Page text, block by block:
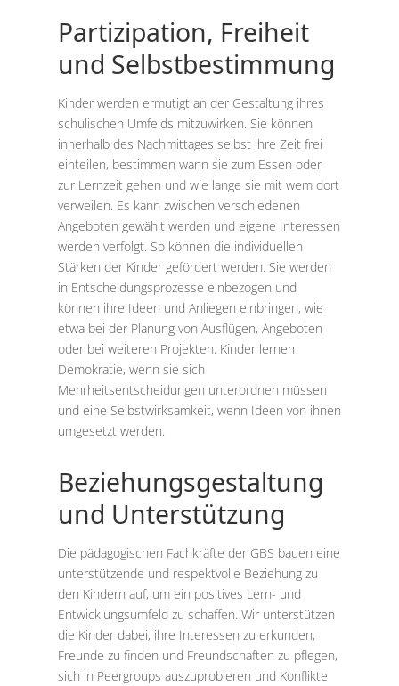
Partizipation, Freiheit
und Selbstbestimmung
Kinder werden ermutigt an der Gestaltung ihres
schulischen Umfelds mitzuwirken. Sie können
innerhalb des Nachmittages selbst ihre Zeit frei
einteilen, bestimmen wann sie zum Essen oder
zur Lernzeit gehen und wie lange sie mit wem dort
verweilen. Es kann zwischen verschiedenen
Angeboten gewählt werden und eigene Interessen
werden verfolgt. So können die individuellen
Stärken der Kinder gefördert werden. Sie werden
in Entscheidungsprozesse einbezogen und
können ihre Ideen und Anliegen einbringen, wie
etwa bei der Planung von Ausflügen, Angeboten
oder bei weiteren Projekten. Kinder lernen
Demokratie, wenn sie sich
Mehrheitsentscheidungen unterordnen müssen
und eine Selbstwirksamkeit, wenn Ideen von ihnen
umgesetzt werden.
Beziehungsgestaltung
und Unterstützung
Die pädagogischen Fachkräfte der GBS bauen eine
unterstützende und respektvolle Beziehung zu
den Kindern auf, um ein positives Lern- und
Entwicklungsumfeld zu schaffen. Wir unterstützen
die Kinder dabei, ihre Interessen zu erkunden,
Freunde zu finden und Freundschaften zu pflegen,
sich in Peergroups auszuprobieren und Konflikte